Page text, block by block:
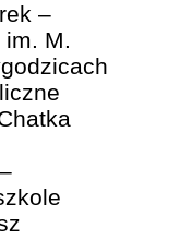
–
im. M.